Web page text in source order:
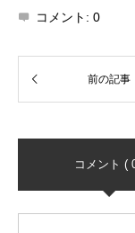
コメント: 0
コメント (